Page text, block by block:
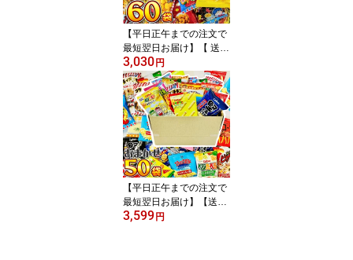
【平日正午までの注文で
最短翌日お届け】【 送料
無料 】 ポテトチップス
・ カラムーチョ も入っ
た！お菓子・駄菓子 超大
盛り スナック菓子 詰め
合わせ 60袋セット【 ス
ナック菓子 詰め合わせ
お菓子 スナック菓子 ポ
テトチップス スナック菓
子 詰め合わせ 】
3,030 円
【平日正午までの注文で
最短翌日お届け】【送料
無料】店長おまかせ 小袋
3,599 円